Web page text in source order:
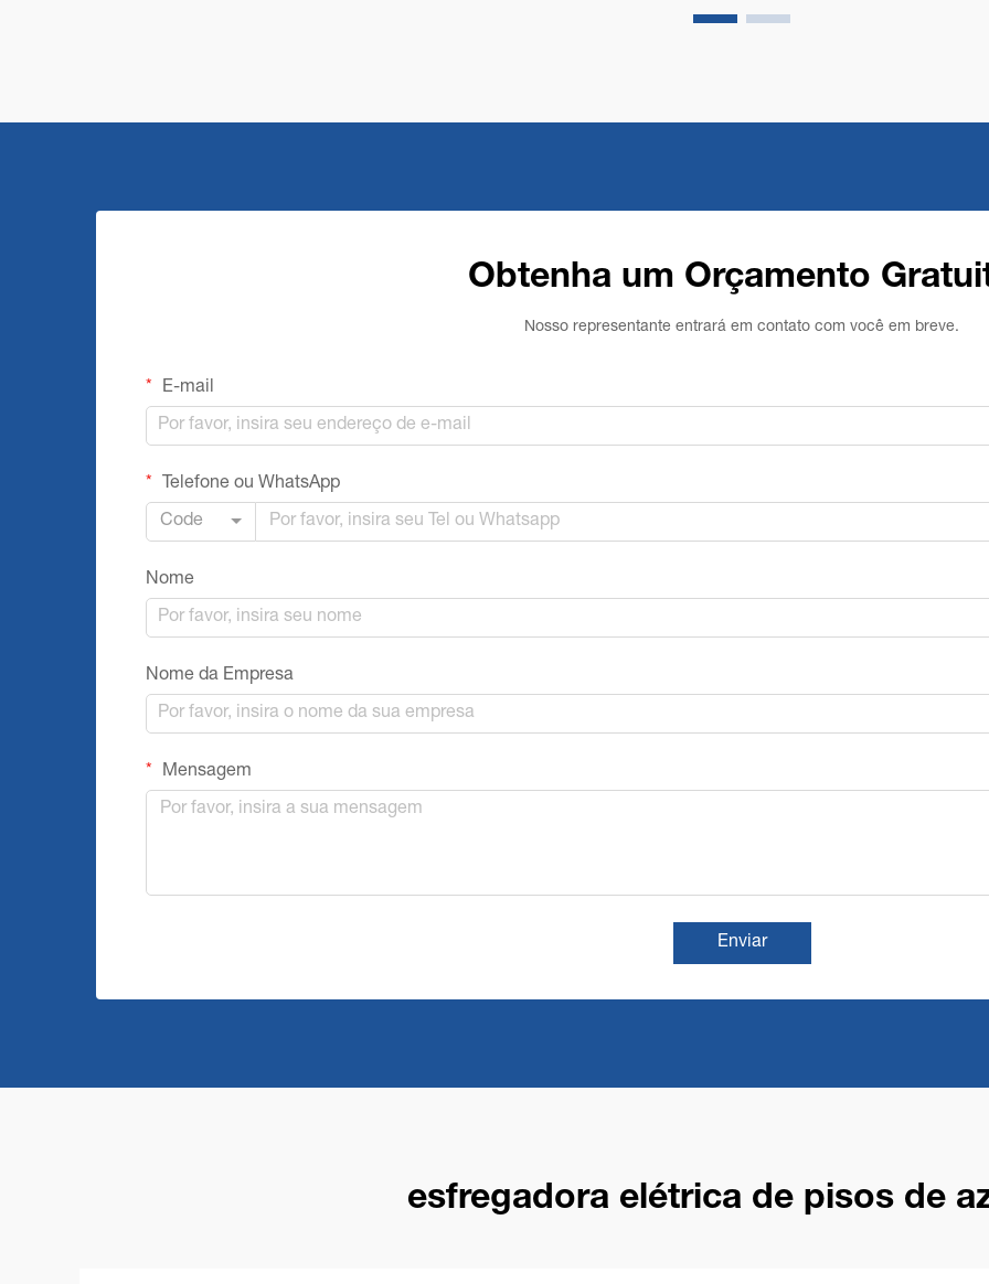
Obtenha um Orçamento
Nosso representante entrará em contato com você em breve.
E-mail
Telefone ou WhatsApp
Code
Nome
Nome da Empresa
Mensagem
Enviar
esfregadora elétrica de pisos de